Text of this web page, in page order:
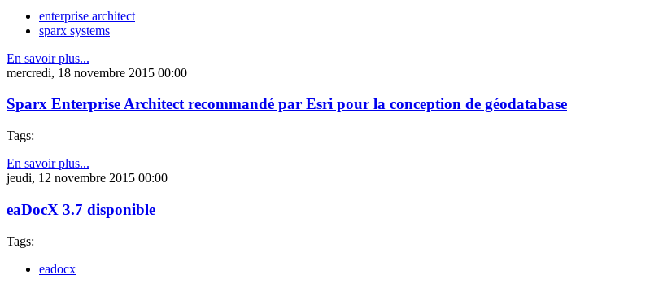
enterprise architect
sparx systems
En savoir plus...
mercredi, 18 novembre 2015 00:00
Sparx Enterprise Architect recommandé par Esri pour la conception de géodatabase
Tags:
En savoir plus...
jeudi, 12 novembre 2015 00:00
eaDocX 3.7 disponible
Tags:
eadocx